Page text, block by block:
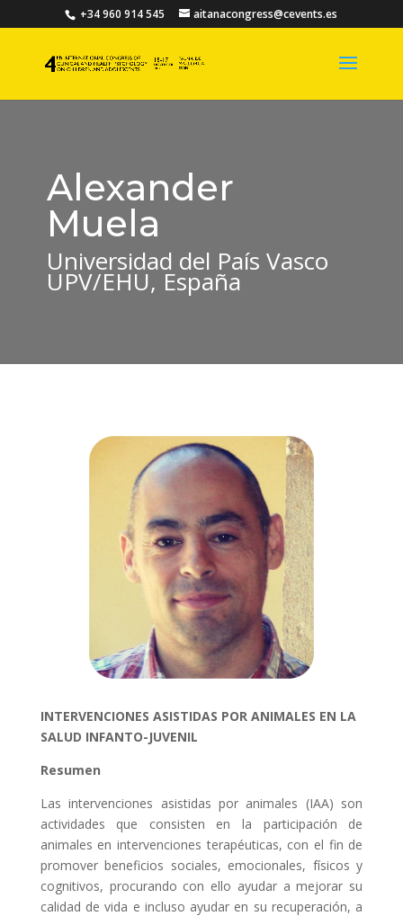
+34 960 914 545 aitanacongress@cevents.es
Alexander
Muela
Universidad del País Vasco
UPV/EHU, España
INTERVENCIONES ASISTIDAS POR ANIMALES EN LA
SALUD INFANTO-JUVENIL
Resumen
Las intervenciones asistidas por animales (IAA) son
actividades que consisten en la participación de
animales en intervenciones terapéuticas, con el fin de
promover beneficios sociales, emocionales, físicos y
cognitivos, procurando con ello ayudar a mejorar su
calidad de vida e incluso ayudar en su recuperación, a